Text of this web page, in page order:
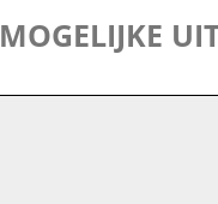
MOGELIJKE